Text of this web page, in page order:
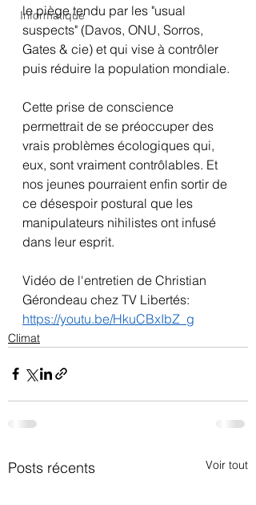
Informatique
le piège tendu par les "usual
suspects" (Davos, ONU, Sorros,
Gates & cie) et qui vise à contrôler
puis réduire la population mondiale.
Cette prise de conscience
permettrait de se préoccuper des
vrais problèmes écologiques qui,
eux, sont vraiment contrôlables. Et
nos jeunes pourraient enfin sortir de
ce désespoir postural que les
manipulateurs nihilistes ont infusé
dans leur esprit.
Vidéo de l'entretien de Christian
Gérondeau chez TV Libertés:
https://youtu.be/HkuCBxIbZ_g
Climat
Posts récents Voir tout